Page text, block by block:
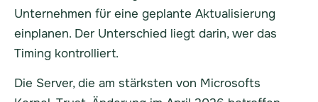
Unternehmen für eine geplante Aktualisierung
einplanen. Der Unterschied liegt darin, wer das
Timing kontrolliert.
Die Server, die am stärksten von Microsofts